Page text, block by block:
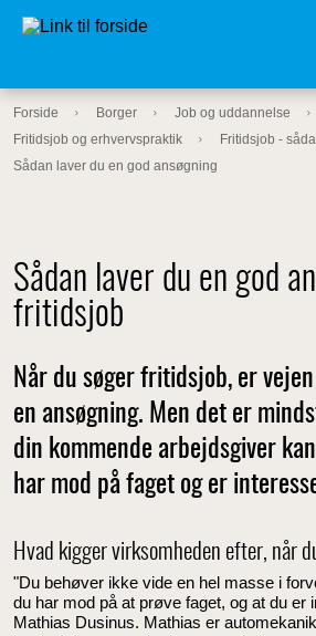
Forside Borger
Job og uddannelse
Fritidsjob og erhvervspraktik
Fritidsjob -
Sådan laver du en god ansøgning
Sådan laver du en god
fritidsjob
Når du søger fritidsjob, er
en ansøgning. Men det er
din kommende arbejdsgiver
har mod på faget og er
Hvad kigger virksomheden efter, når
"Du behøver ikke vide en hel masse i
du har mod på at prøve faget, og at du er
Mathias Dusinus. Mathias er